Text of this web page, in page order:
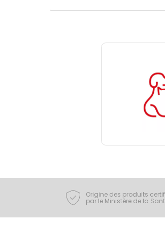
Origine des produits
par le Ministère de la